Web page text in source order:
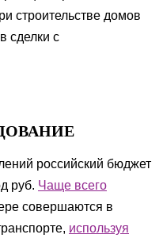
строительстве домов
сделки с
российский бюджет
руб. Чаще всего
совершаются в
используя